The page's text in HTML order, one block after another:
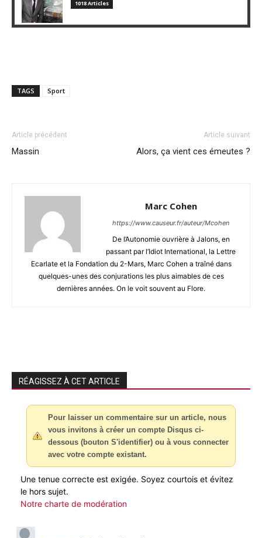
1018 Articles
TAGS Sport
Article précédent
Massin
Article suivant
Alors, ça vient ces émeutes ?
Marc Cohen
https://www.causeur.fr/auteur/Mcohen
De l’Autonomie ouvrière à Jalons, en
passant par l’Idiot International, la Lettre
Ecarlate et la Fondation du 2-Mars, Marc Cohen a traîné dans
quelques-unes des conjurations les plus aimables de ces
dernières années. On le voit souvent au Flore.
RÉAGISSEZ À CET ARTICLE
Pour laisser un commentaire sur un article, nous
vous invitons à créer un compte Disqus ci-
dessous (bouton S'identifier) ou à vous connecter
avec votre compte existant.
Une tenue correcte est exigée. Soyez courtois et évitez
le hors sujet.
Notre charte de modération